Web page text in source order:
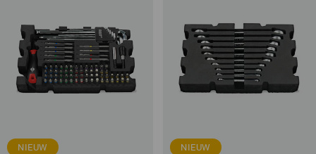
NIEUW NIEUW